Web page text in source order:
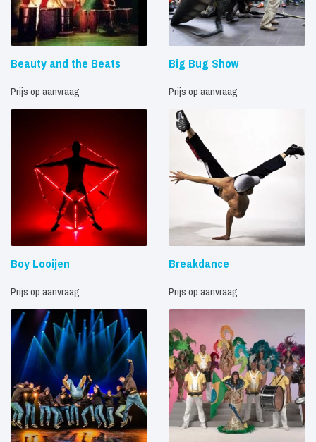
Beauty and the Beats
Prijs op aanvraag
Big Bug Show
Prijs op aanvraag
Boy Looijen
Prijs op aanvraag
Breakdance
Prijs op aanvraag